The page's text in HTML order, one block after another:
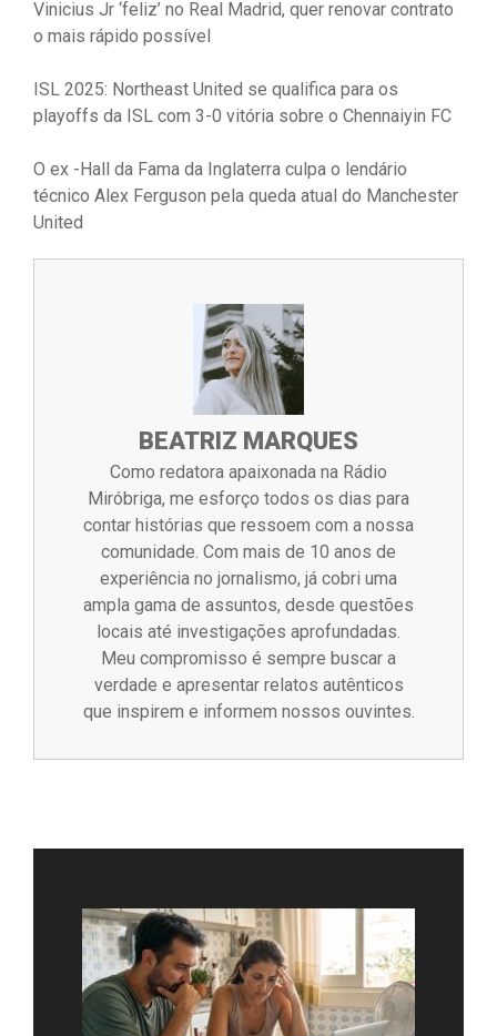
Vinicius Jr ‘feliz’ no Real Madrid, quer renovar contrato
o mais rápido possível
ISL 2025: Northeast United se qualifica para os
playoffs da ISL com 3-0 vitória sobre o Chennaiyin FC
O ex -Hall da Fama da Inglaterra culpa o lendário
técnico Alex Ferguson pela queda atual do Manchester
United
BEATRIZ MARQUES
Como redatora apaixonada na Rádio
Miróbriga, me esforço todos os dias para
contar histórias que ressoem com a nossa
comunidade. Com mais de 10 anos de
experiência no jornalismo, já cobri uma
ampla gama de assuntos, desde questões
locais até investigações aprofundadas.
Meu compromisso é sempre buscar a
verdade e apresentar relatos autênticos
que inspirem e informem nossos ouvintes.